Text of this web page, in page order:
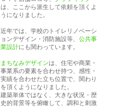
は、ここから派生して依頼を頂くよ
うになりました。
近年では、学校のトイレリノベーシ
ョンデザイン・消防施設等、 公共事
業設計にも関わっています。
まちなみデザインは、住宅や商業・
事業系の要素を合わせ持つ、感性・
実績を合わせた立ち位置で、関わり
を頂くようになりました。
建築単体ではなく、大きな状況・歴
史的背景等を俯瞰して、調和と刺激